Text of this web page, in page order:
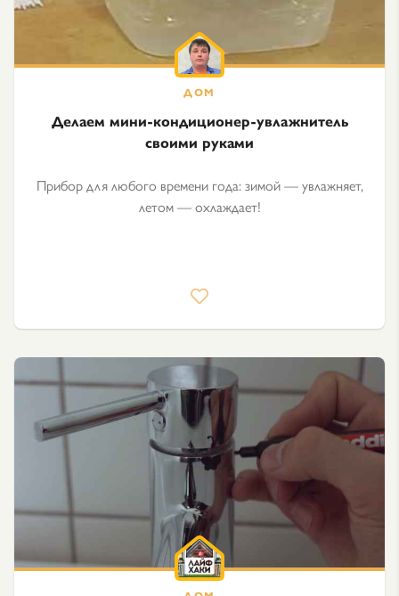
Делаем мини-кондиционер-увлажнитель
своими руками
Прибор для любого времени года: зимой — увлажняет,
летом — охлаждает!